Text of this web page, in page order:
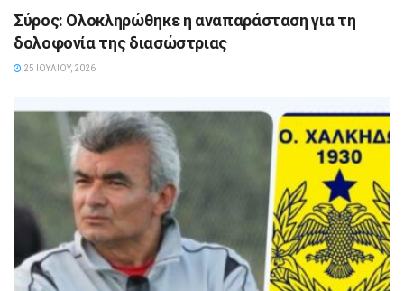
Σύρος: Ολοκληρώθηκε η αναπαράσταση για τη
δολοφονία της διασώστριας
25 ΙΟΥΛΊΟΥ, 2026